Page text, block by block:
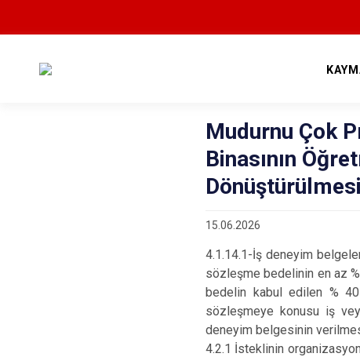
Mudurnu Çok
Binasının
15.06.2026
4.1.14.1-İş deneyim
sözleşme bedelinin en az
bedelin kabul edilen %
sözleşmeye konusu iş
deneyim belgesinin
4.2.1 İsteklinin